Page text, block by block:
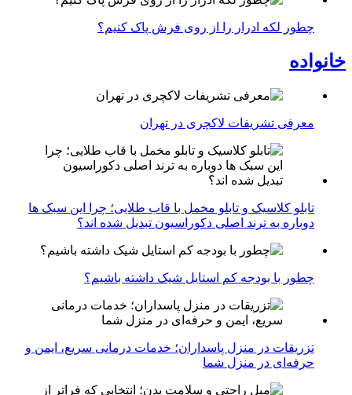
چطور لکه ادرار را از روی فرش پاک کنیم؟
خانواده
معرفی تشریفات لاکچری در تهران
تابلو کلاسیک و تابلو مخمل با قاب طلایی؛ چرا این سبک ها
دوباره به ترند اصلی دکوراسیون تبدیل شده اند؟
چطور با بودجه کم استایل شیک داشته باشیم؟
تزریقات در منزل پاسداران؛ خدمات درمانی سریع، ایمن و
حرفه‌ای در منزل شما